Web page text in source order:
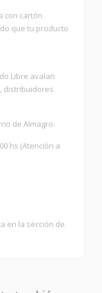
con cartón
que tu producto
Libre avalan
distribuidores
de Almagro.
hs (Atención a
en la sección de